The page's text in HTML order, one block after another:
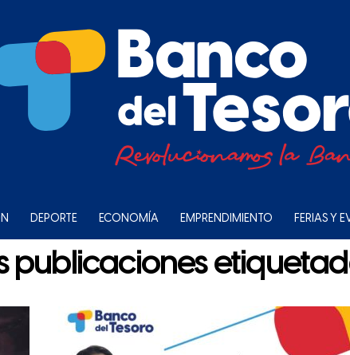
DEPORTE ECONOMÍA EMPRENDIMIENTO FERIAS Y
publicaciones